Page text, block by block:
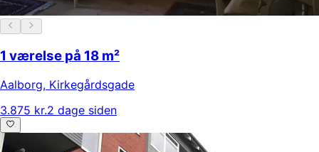
1 værelse på 18 m²
Aalborg, Kirkegårdsgade
3.875 kr.2 dage siden